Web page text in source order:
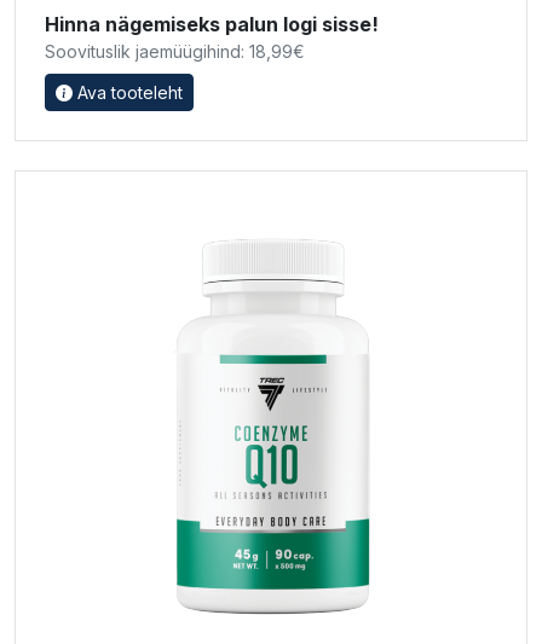
Hinna nägemiseks palun logi sisse!
Soovituslik jaemüügihind: 18,99€
Ava tooteleht